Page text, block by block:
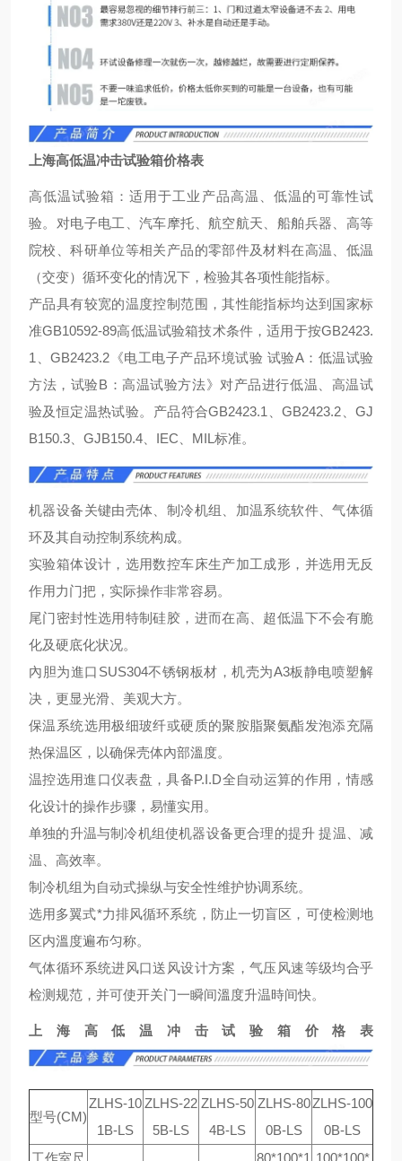
上海高低温冲击试验箱价格表
高低温试验箱：适用于工业产品高温、低温的可靠性试
验。对电子电工、汽车摩托、航空航天、船舶兵器、高等
院校、科研单位等相关产品的零部件及材料在高温、低温
（交变）循环变化的情况下，检验其各项性能指标。
产品具有较宽的温度控制范围，其性能指标均达到国家标
准GB10592-89高低温试验箱技术条件，适用于按GB2423.
1、GB2423.2《电工电子产品环境试验 试验A：低温试验
方法，试验B：高温试验方法》对产品进行低温、高温试
验及恒定温热试验。产品符合GB2423.1、GB2423.2、GJ
B150.3、GJB150.4、IEC、MIL标准。
机器设备关键由壳体、制冷机组、加温系统软件、气体循
环及其自动控制系统构成。
实验箱体设计，选用数控车床生产加工成形，并选用无反
作用力门把，实际操作非常容易。
尾门密封性选用特制硅胶，进而在高、超低温下不会有脆
化及硬底化状况。
內胆为進口SUS304不锈钢板材，机壳为A3板静电喷塑解
决，更显光滑、美观大方。
保温系统选用极细玻纤或硬质的聚胺脂聚氨酯发泡添充隔
热保温区，以确保壳体內部溫度。
温控选用進口仪表盘，具备P.I.D全自动运算的作用，情感
化设计的操作步骤，易懂实用。
单独的升温与制冷机组使机器设备更合理的提升 提温、减
温、高效率。
制冷机组为自动式操纵与安全性维护协调系统。
选用多翼式*力排风循环系统，防止一切盲区，可使检测地
区内溫度遍布匀称。
气体循环系统进风口送风设计方案，气压风速等级均合乎
检测规范，并可使开关门一瞬间溫度升温時间快。
上海高低温冲击试验箱价格表
型号(CM)
ZLHS-10
1B-LS
ZLHS-22
5B-LS
ZLHS-50
4B-LS
ZLHS-80
0B-LS
ZLHS-100
0B-LS
工作室尺
80*100*1 100*100*